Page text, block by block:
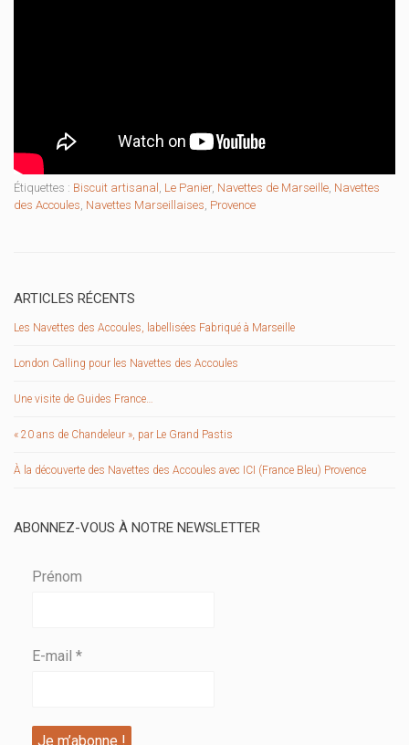
Étiquettes : Biscuit artisanal , Le Panier, Navettes de Marseille, Navettes
des Accoules, Navettes Marseillaises, Provence
ARTICLES RÉCENTS
Les Navettes des Accoules, labellisées Fabriqué à Marseille
London Calling pour les Navettes des Accoules
Une visite de Guides France…
« 20 ans de Chandeleur », par Le Grand Pastis
À la découverte des Navettes des Accoules avec ICI (France Bleu) Provence
ABONNEZ-VOUS À NOTRE NEWSLETTER
Prénom
E-mail *